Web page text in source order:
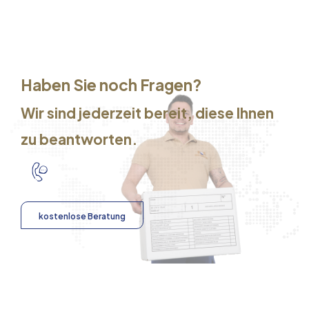
Haben Sie noch Fragen?
Wir sind jederzeit bereit, diese Ihnen
zu beantworten.
kostenlose Beratung